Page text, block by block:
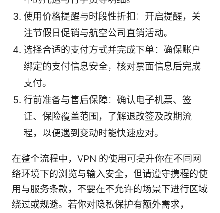
使用价格提醒与时段性折扣：开启提醒，关
注节假日促销与航空公司直销活动。
选择合适的支付方式并完成下单：确保账户
绑定的支付信息安全，核对票面信息后完成
支付。
行前准备与售后保障：确认电子机票、签
证、保险覆盖范围，了解退改签及改期流
程，以便遇到变动时能快速应对。
在整个流程中，VPN 的使用可提升你在不同网
络环境下的浏览与输入安全，但请遵守携程的使
用与服务条款，不要在不允许的场景下进行区域
绕过或规避。若你对隐私保护有额外需求，